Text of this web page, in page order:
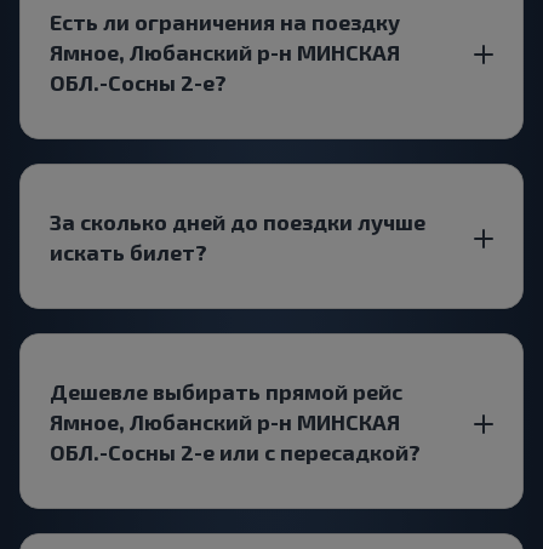
Есть ли ограничения на поездку
Ямное, Любанский р-н МИНСКАЯ
ОБЛ.-Сосны 2-е?
За сколько дней до поездки лучше
искать билет?
Дешевле выбирать прямой рейс
Ямное, Любанский р-н МИНСКАЯ
ОБЛ.-Сосны 2-е или с пересадкой?